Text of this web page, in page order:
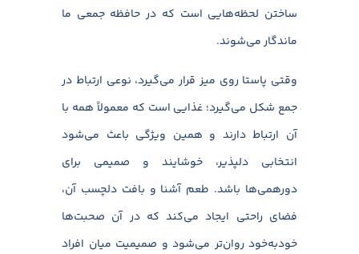
ساختن لحظه‌هایی است که در حافظه جمعی ما
ماندگار می‌شوند.
وقتی پاستا روی میز قرار می‌گیرد، نوعی ارتباط در
جمع شکل می‌گیرد؛ غذایی است که معمولاً همه با
آن ارتباط دارند و همین ویژگی باعث می‌شود
انتخابی دلپذیر، خوشایند و صمیمی برای
دورهمی‌ها باشد. طعم آشنا و بافت دلچسب آن،
فضای راحتی ایجاد می‌کند که در آن صحبت‌ها
خودبه‌خود روان‌تر می‌شود و صمیمیت میان افراد